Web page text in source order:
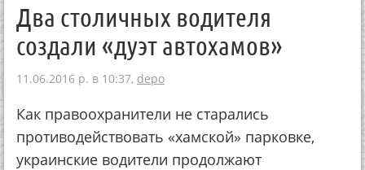
Два столичных водителя
создали «дуэт автохамов»
11.06.2016 р. в 10:37, depo
Как правоохранители не старались
противодействовать «хамской» парковке,
украинские водители продолжают